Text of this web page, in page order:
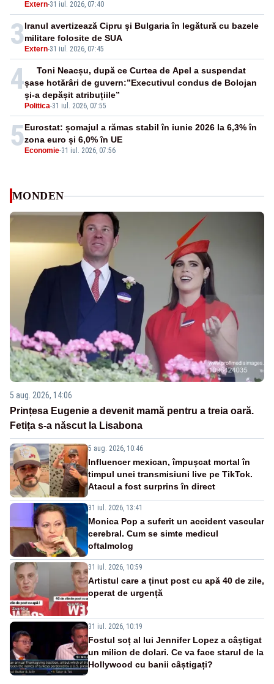
Extern-31 iul. 2026, 07:40
3 Extern-31 iul. 2026, 07:45
Iranul avertizează Cipru și Bulgaria în legătură cu bazele
militare folosite de SUA
4
Politica-31 iul. 2026, 07:55
Toni Neacșu, după ce Curtea de Apel a suspendat
șase hotărâri de guvern:”Executivul condus de Bolojan
și-a depășit atribuțiile”
5 Economie-31 iul. 2026, 07:56
Eurostat: șomajul a rămas stabil în iunie 2026 la 6,3% în
zona euro și 6,0% în UE
MONDEN
5 aug. 2026, 14:06
Prințesa Eugenie a devenit mamă pentru a treia oară.
Fetița s-a născut la Lisabona
5 aug. 2026, 10:46
Influencer mexican, împușcat mortal în
timpul unei transmisiuni live pe TikTok.
Atacul a fost surprins în direct
31 iul. 2026, 13:41
Monica Pop a suferit un accident vascular
cerebral. Cum se simte medicul
oftalmolog
31 iul. 2026, 10:59
Artistul care a ținut post cu apă 40 de zile,
operat de urgență
31 iul. 2026, 10:19
Fostul soț al lui Jennifer Lopez a câștigat
un milion de dolari. Ce va face starul de la
Hollywood cu banii câștigați?